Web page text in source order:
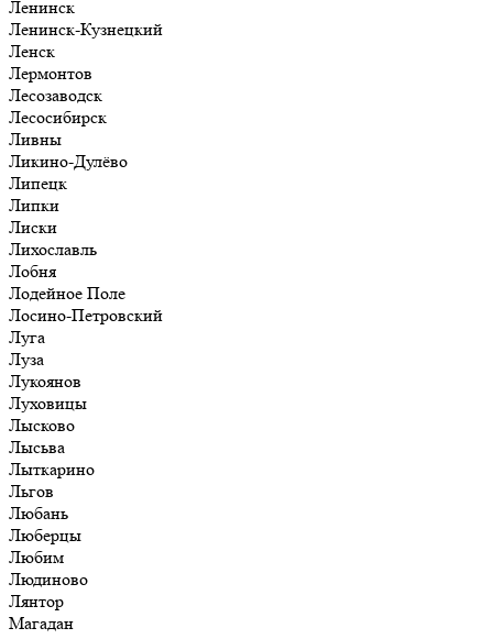
Ленинск
Ленинск-Кузнецкий
Ленск
Лермонтов
Лесозаводск
Лесосибирск
Ливны
Ликино-Дулёво
Липецк
Липки
Лиски
Лихославль
Лобня
Лодейное Поле
Лосино-Петровский
Луга
Луза
Лукоянов
Луховицы
Лысково
Лысьва
Лыткарино
Льгов
Любань
Люберцы
Любим
Людиново
Лянтор
Магадан